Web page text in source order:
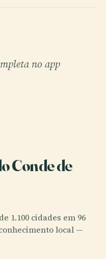
no app
Conde de
1.100 cidades em 96
local —